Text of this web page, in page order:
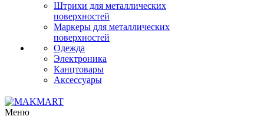
Штрихи для металлических
поверхностей
Маркеры для металлических
поверхностей
Одежда
Электроника
Канцтовары
Аксессуары
Меню